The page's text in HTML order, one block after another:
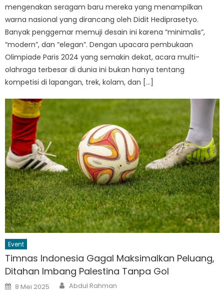
mengenakan seragam baru mereka yang menampilkan
warna nasional yang dirancang oleh Didit Hediprasetyo.
Banyak penggemar memuji desain ini karena “minimalis”,
“modern”, dan “elegan”. Dengan upacara pembukaan
Olimpiade Paris 2024 yang semakin dekat, acara multi-
olahraga terbesar di dunia ini bukan hanya tentang
kompetisi di lapangan, trek, kolam, dan […]
Event
Timnas Indonesia Gagal Maksimalkan Peluang,
Ditahan Imbang Palestina Tanpa Gol
Posted
on
8 Mei 2025 Author
Abdul Rahman